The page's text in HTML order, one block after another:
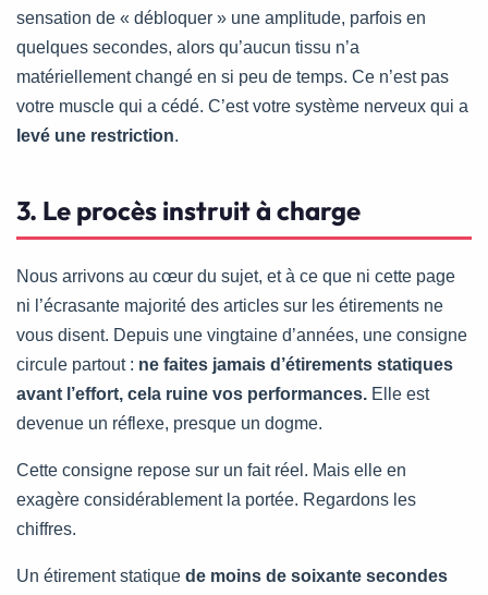
sensation de « débloquer » une amplitude, parfois en
quelques secondes, alors qu’aucun tissu n’a
matériellement changé en si peu de temps. Ce n’est pas
votre muscle qui a cédé. C’est votre système nerveux qui a
levé une restriction.
3. Le procès instruit à charge
Nous arrivons au cœur du sujet, et à ce que ni cette page
ni l’écrasante majorité des articles sur les étirements ne
vous disent. Depuis une vingtaine d’années, une consigne
circule partout : ne faites jamais d’étirements statiques
avant l’effort, cela ruine vos performances. Elle est
devenue un réflexe, presque un dogme.
Cette consigne repose sur un fait réel. Mais elle en
exagère considérablement la portée. Regardons les
chiffres.
Un étirement statique de moins de soixante secondes